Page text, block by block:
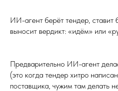
ИИ-агент берёт тендер, ставит
выносит вердикт: «идём» или
Предварительно ИИ-агент
(это когда тендер хитро
поставщика, чужим там делать